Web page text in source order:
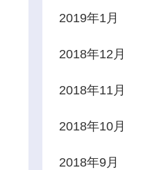
2019年1月
2018年12月
2018年11月
2018年10月
2018年9月